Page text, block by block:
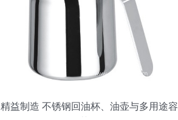
精益制造 不锈钢回油杯、油壶与多用途容